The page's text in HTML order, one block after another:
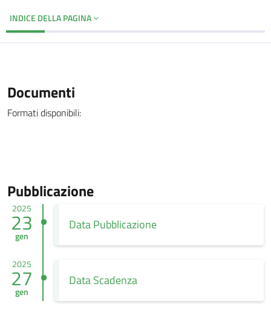
INDICE DELLA PAGINA
Documenti
Formati disponibili:
Pubblicazione
2025
23
gen
Data Pubblicazione
2025
27
gen
Data Scadenza